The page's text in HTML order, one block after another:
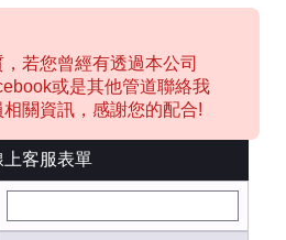
若您曾經有透過本公司
或是其他管道聯絡我
關資訊，感謝您的配合!
上客服表單